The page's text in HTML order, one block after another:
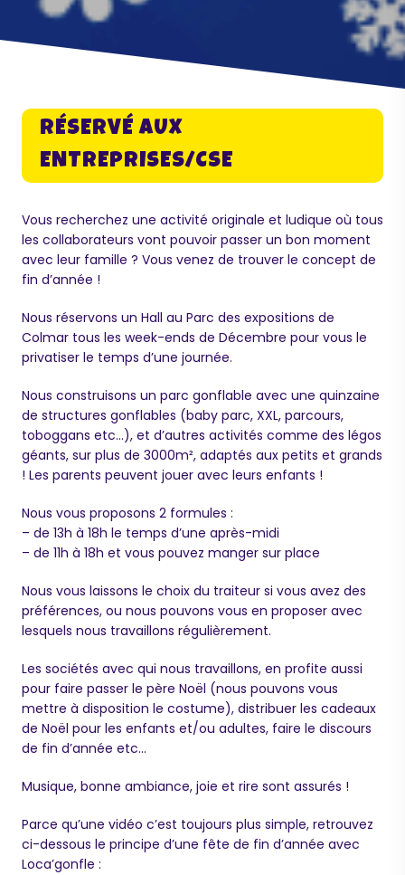
RÉSERVÉ AUX
ENTREPRISES/CSE
Vous recherchez une activité originale et ludique où tous
les collaborateurs vont pouvoir passer un bon moment
avec leur famille ? Vous venez de trouver le concept de
fin d’année !
Nous réservons un Hall au Parc des expositions de
Colmar tous les week-ends de Décembre pour vous le
privatiser le temps d’une journée.
Nous construisons un parc gonflable avec une quinzaine
de structures gonflables (baby parc, XXL, parcours,
toboggans etc…), et d’autres activités comme des légos
géants, sur plus de 3000m², adaptés aux petits et grands
! Les parents peuvent jouer avec leurs enfants !
Nous vous proposons 2 formules :
– de 13h à 18h le temps d’une après-midi
– de 11h à 18h et vous pouvez manger sur place
Nous vous laissons le choix du traiteur si vous avez des
préférences, ou nous pouvons vous en proposer avec
lesquels nous travaillons régulièrement.
Les sociétés avec qui nous travaillons, en profite aussi
pour faire passer le père Noël (nous pouvons vous
mettre à disposition le costume), distribuer les cadeaux
de Noël pour les enfants et/ou adultes, faire le discours
de fin d’année etc…
Musique, bonne ambiance, joie et rire sont assurés !
Parce qu’une vidéo c’est toujours plus simple, retrouvez
ci-dessous le principe d’une fête de fin d’année avec
Loca’gonfle :
Maurice
Configurateur IA · En ligne